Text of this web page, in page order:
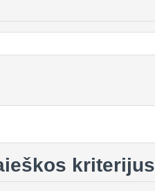
kriterijus